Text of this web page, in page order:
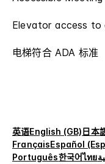
Elevator access to
电梯符合 ADA 标准
英语English (GB)日本
FrançaisEspañol
Português한국어ไทย